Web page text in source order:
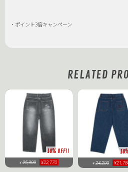
・ポイント3倍キャンペーン
RELATED
10% OFF!!
¥ 25,300 ¥22,770 ¥ 24,200